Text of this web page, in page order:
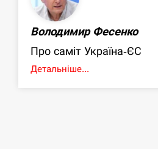
Володимир Фесенко
Про саміт Україна-ЄС
Детальніше...